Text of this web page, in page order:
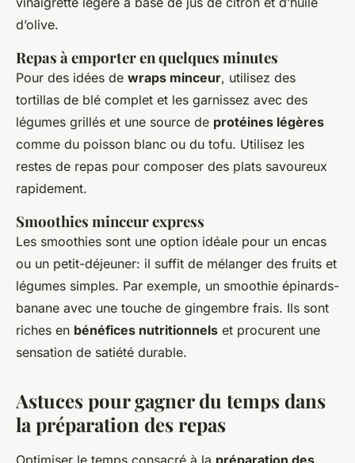
d’olive.
Repas à emporter en quelques minutes
Pour des idées de wraps minceur, utilisez des
tortillas de blé complet et les garnissez avec des
légumes grillés et une source de protéines légères
comme du poisson blanc ou du tofu. Utilisez les
restes de repas pour composer des plats savoureux
rapidement.
Smoothies minceur express
Les smoothies sont une option idéale pour un encas
ou un petit-déjeuner: il suffit de mélanger des fruits et
légumes simples. Par exemple, un smoothie épinards-
banane avec une touche de gingembre frais. Ils sont
riches en bénéfices nutritionnels et procurent une
sensation de satiété durable.
Astuces pour gagner du temps dans
la préparation des repas